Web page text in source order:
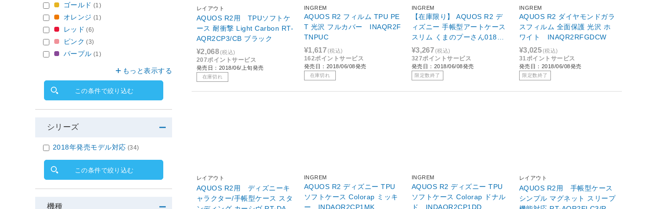
レイアウト
AQUOS R2用 TPUソフトケ
ース 耐衝撃 Light Carbon RT-
AQR2CP3/CB ブラック
¥2,068(税込)
207ポイントサービス
発売日：2018/06/上旬発売
在庫切れ
INGREM
AQUOS R2 フィルム TPU PE
T 光沢 フルカバー INAQR2F
TNPUC
¥1,617(税込)
162ポイントサービス
発売日：2018/06/08発売
在庫切れ
INGREM
【在庫限り】 AQUOS R2 デ
ィズニー 手帳型アートケース
スリム くまのプーさん018 I
NDAQR2MLC3PO018
¥3,267(税込)
327ポイントサービス
発売日：2018/06/08発売
限定数終了
INGREM
AQUOS R2 ダイヤモンドガラ
スフィルム 全面保護 光沢 ホ
ワイト INAQR2RFGDCW
¥3,025(税込)
31ポイントサービス
発売日：2018/06/08発売
限定数終了
レイアウト
AQUOS R2用 ディズニーキ
ャラクター/手帳型ケース スタ
INGREM
AQUOS R2 ディズニー TPU
ソフトケース Colorap ミッキ
ー INDAQR2CP1MK
INGREM
AQUOS R2 ディズニー TPU
ソフトケース Colorap ドナル
ド INDAQR2CP1DD
レイアウト
AQUOS R2用 手帳型ケース
シンプル マグネット スリープ
ゴールド (1)
オレンジ (1)
レッド (6)
ピンク (3)
パープル (1)
もっと表示する
この条件で絞り込む
シリーズ
2018年発売モデル対応 (34)
この条件で絞り込む
機種